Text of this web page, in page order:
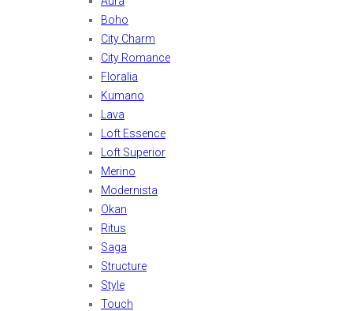
Boho
City Charm
City Romance
Floralia
Kumano
Lava
Loft Essence
Loft Superior
Merino
Modernista
Okan
Ritus
Saga
Structure
Style
Touch